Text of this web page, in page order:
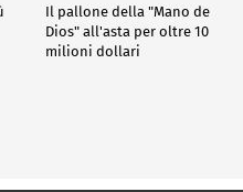
Il pallone della "Mano de
Dios" all'asta per oltre 10
milioni dollari